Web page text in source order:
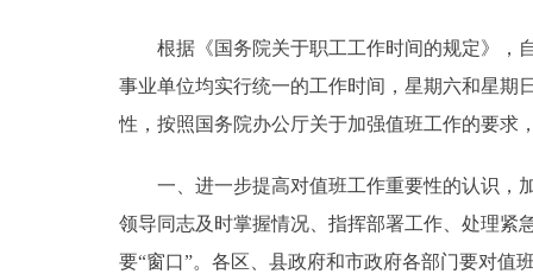
决策公开
政务服务
个人服务
便民服务
根据《国务院关于职工工作时间的规定》，自
事业单位均实行统一的工作时间，星期六和星期
性，按照国务院办公厅关于加强值班工作的要求
一、进一步提高对值班工作重要性的认识，加
领导同志及时掌握情况、指挥部署工作、处理紧
要“窗口”。各区、县政府和市政府各部门要对值